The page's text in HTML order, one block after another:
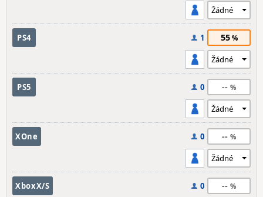
PS4 1 55
PS5 0 --
XOne 0 --
XboxX/S 0 --